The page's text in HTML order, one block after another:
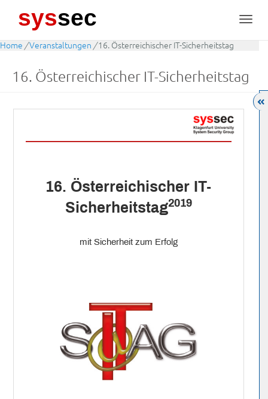
syssec
Home /Veranstaltungen / 16. Österreichischer IT-Sicherheitstag
16. Österreichischer IT-Sicherheitstag
16. Österreichischer IT-
Sicherheitstag2019
mit Sicherheit zum Erfolg